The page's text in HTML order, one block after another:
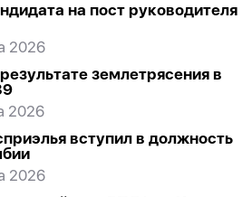
на пост руководителя
2026
землетрясения в
2026
вступил в должность
2026